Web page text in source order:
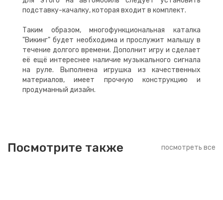
подставку-качалку, которая входит в комплект.
Таким образом, многофункциональная каталка
"Викинг" будет необходима и прослужит малышу в
течение долгого времени. Дополнит игру и сделает
её ещё интереснее наличие музыкального сигнала
на руле. Выполнена игрушка из качественных
материалов, имеет прочную конструкцию и
продуманный дизайн.
Посмотрите также посмотреть все